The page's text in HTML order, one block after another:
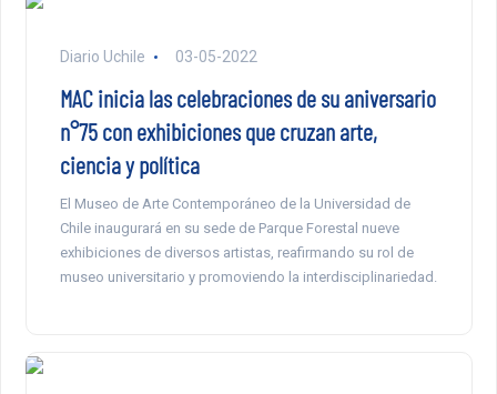
Diario Uchile 03-05-2022
MAC inicia las celebraciones de su aniversario
n°75 con exhibiciones que cruzan arte,
ciencia y política
El Museo de Arte Contemporáneo de la Universidad de
Chile inaugurará en su sede de Parque Forestal nueve
exhibiciones de diversos artistas, reafirmando su rol de
museo universitario y promoviendo la interdisciplinariedad.